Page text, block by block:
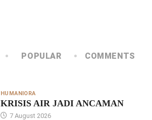
POPULAR COMMENTS
HUMANIORA
KRISIS AIR JADI ANCAMAN
7 August 2026